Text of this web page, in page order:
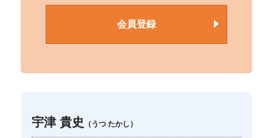
会員登録
宇津 貴史 （うつ たかし）